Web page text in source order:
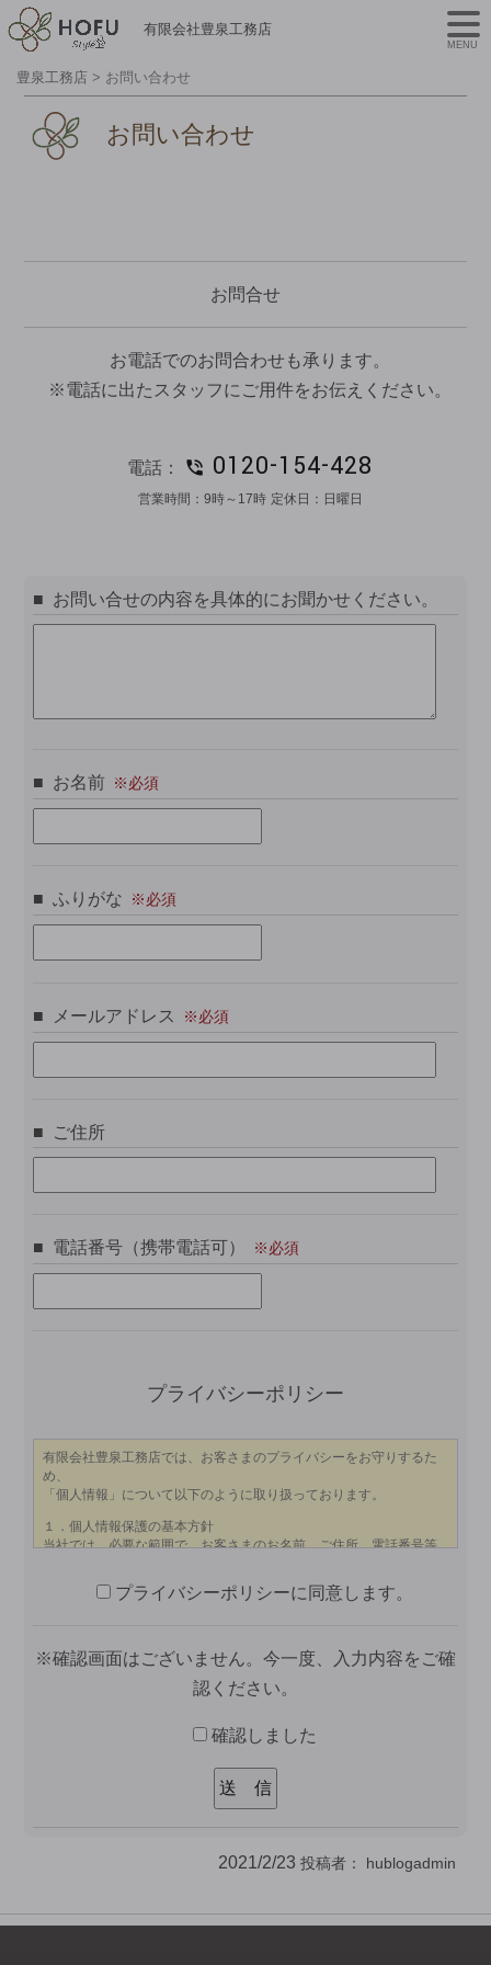
有限会社豊泉工務店
豊泉工務店 > お問い合わせ
お問い合わせ
お問合せ
お電話でのお問合わせも承ります。
※電話に出たスタッフにご用件をお伝えください。
電話： 0120-154-428
営業時間： 9時～17時 定休日： 日曜日
お問い合せの内容を具体的にお聞かせください。
お名前
ふりがな
メールアドレス
ご住所
電話番号（携帯電話可）
プライバシーポリシー
プライバシーポリシーに同意します。
※確認画面はございません。今一度、入力内容をご確
認ください。
確認しました
2021/2/23 投稿者： hublogadmin
MENU